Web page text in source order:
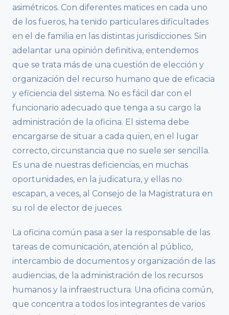
asimétricos. Con diferentes matices en cada uno
de los fueros, ha tenido particulares dificultades
en el de familia en las distintas jurisdicciones. Sin
adelantar una opinión definitiva, entendemos
que se trata más de una cuestión de elección y
organización del recurso humano que de eficacia
y eficiencia del sistema. No es fácil dar con el
funcionario adecuado que tenga a su cargo la
administración de la oficina. El sistema debe
encargarse de situar a cada quien, en el lugar
correcto, circunstancia que no suele ser sencilla.
Es una de nuestras deficiencias, en muchas
oportunidades, en la judicatura, y ellas no
escapan, a veces, al Consejo de la Magistratura en
su rol de elector de jueces.
La oficina común pasa a ser la responsable de las
tareas de comunicación, atención al público,
intercambio de documentos y organización de las
audiencias, de la administración de los recursos
humanos y la infraestructura. Una oficina común,
que concentra a todos los integrantes de varios